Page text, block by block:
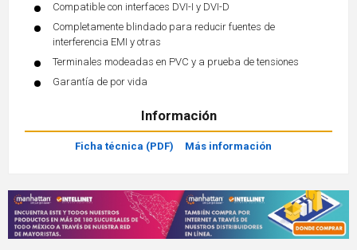
Compatible con interfaces DVI-I y DVI-D
Completamente blindado para reducir fuentes de
interferencia EMI y otras
Terminales modeadas en PVC y a prueba de tensiones
Garantía de por vida
Información
Ficha técnica (PDF) Más información